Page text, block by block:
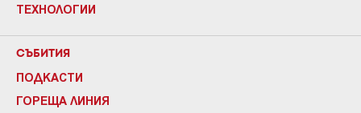
ТЕХНОЛОГИИ
СЪБИТИЯ
ПОДКАСТИ
ГОРЕЩА ЛИНИЯ